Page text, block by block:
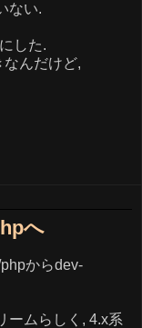
ない.
した.
んだけど,
へ
からdev-
ームらしく, 4.x系